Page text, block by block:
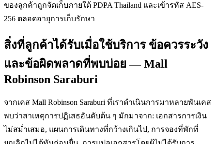
ของลูกค้าถูกจัดเก็บภายใต้ PDPA Thailand และเข้ารหัส AES-
256 ตลอดอายุการเก็บรักษา
สิ่งที่ลูกค้าได้รับเมื่อใช้บริการ ข้อควรระวัง
และข้อผิดพลาดที่พบบ่อย — Mall
Robinson Saraburi
จากเคส Mall Robinson Saraburi ที่เราดำเนินการมาหลายพันเคส
พบว่าสาเหตุการปฏิเสธอันดับต้น ๆ มักมาจาก: เอกสารการเงิน
ไม่สม่ำเสมอ, แผนการเดินทางที่กว้างเกินไป, การจองที่พักที่